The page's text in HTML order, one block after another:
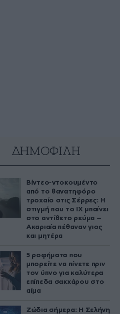
ΔΗΜΟΦΙΛΗ
Βίντεο-ντοκουμέντο
από το θανατηφόρο
τροχαίο στις Σέρρες: Η
στιγμή που το ΙΧ μπαίνει
στο αντίθετο ρεύμα –
Ακαριαία πέθαναν γιος
και μητέρα
5 ροφήματα που
μπορείτε να πίνετε πριν
τον ύπνο για καλύτερα
επίπεδα σακχάρου στο
αίμα
Ζώδια σήμερα: Η Σελήνη